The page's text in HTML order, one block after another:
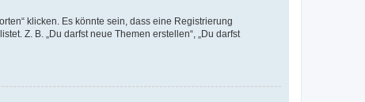
klicken. Es könnte sein, dass eine Registrierung
Z. B. „Du darfst neue Themen erstellen“, „Du darfst